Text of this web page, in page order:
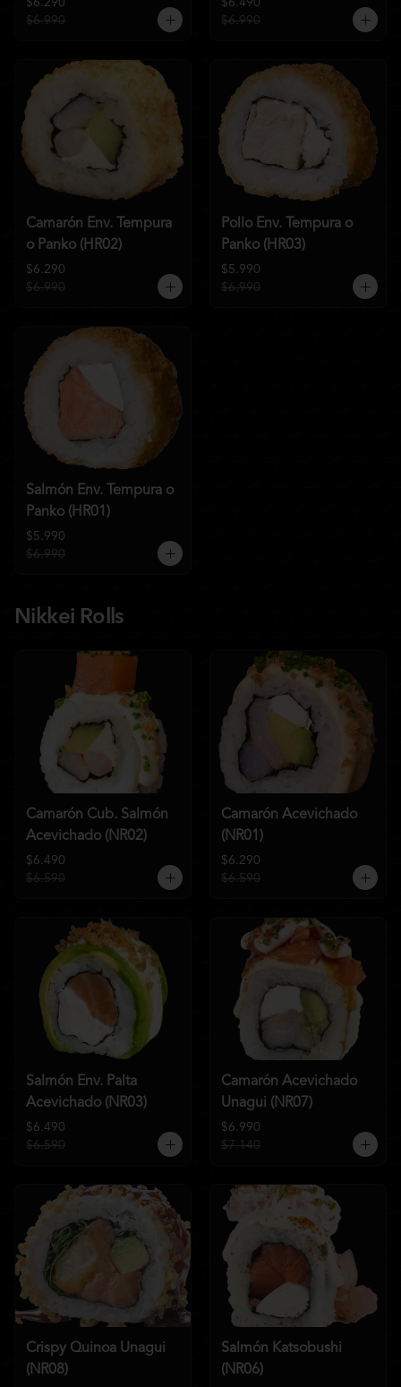
$6.290
$6.990
$6.490
$6.990
Camarón Env. Tempura
o Panko (HR02)
$6.290
$6.990
Pollo Env. Tempura o
Panko (HR03)
$5.990
$6.990
Salmón Env. Tempura o
Panko (HR01)
$5.990
$6.990
Nikkei Rolls
Camarón Cub. Salmón
Acevichado (NR02)
$6.490
$6.590
Camarón Acevichado
(NR01)
$6.290
$6.590
Salmón Env. Palta
Acevichado (NR03)
$6.490
$6.590
Camarón Acevichado
Unagui (NR07)
$6.990
$7.140
Crispy Quinoa Unagui
(NR08)
Salmón Katsobushi
(NR06)